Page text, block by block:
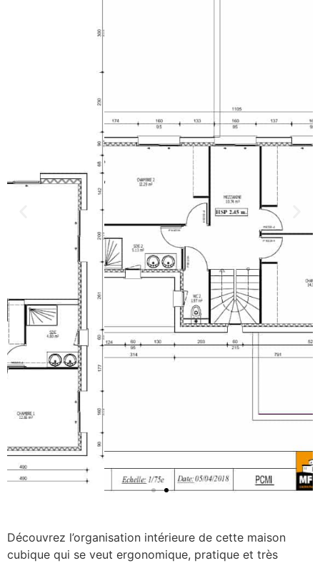
Découvrez l’organisation intérieure de cette maison
cubique qui se veut ergonomique, pratique et très